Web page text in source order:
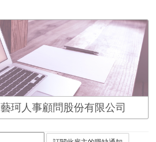
藝珂人事顧問股份有限公司